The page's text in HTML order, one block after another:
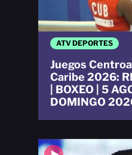
ATV DEPORTES
Juegos
Caribe 2026:
| BOXEO | 5
DOMINGO